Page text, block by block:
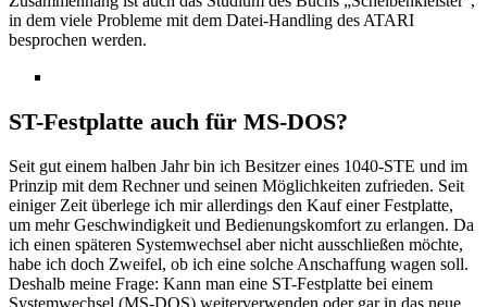
in dem viele Probleme mit dem Datei-Handling des ATARI
besprochen werden.
ST-Festplatte auch für MS-DOS?
Seit gut einem halben Jahr bin ich Besitzer eines 1040-STE und im
Prinzip mit dem Rechner und seinen Möglichkeiten zufrieden. Seit
einiger Zeit überlege ich mir allerdings den Kauf einer Festplatte,
um mehr Geschwindigkeit und Bedienungskomfort zu erlangen. Da
ich einen späteren Systemwechsel aber nicht ausschließen möchte,
habe ich doch Zweifel, ob ich eine solche Anschaffung wagen soll.
Deshalb meine Frage: Kann man eine ST-Festplatte bei einem
Systemwechsel (MS-DOS) weiterverwenden oder gar in das neue